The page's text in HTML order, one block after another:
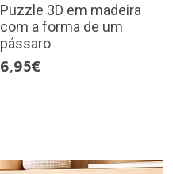
Puzzle 3D em madeira
com a forma de um
pássaro
6,95€